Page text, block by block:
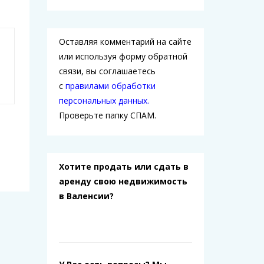
Оставляя комментарий на сайте
или используя форму обратной
связи, вы соглашаетесь
с правилами обработки
персональных данных.
Проверьте папку СПАМ.
Хотите продать или сдать в
аренду свою недвижимость
в Валенсии?